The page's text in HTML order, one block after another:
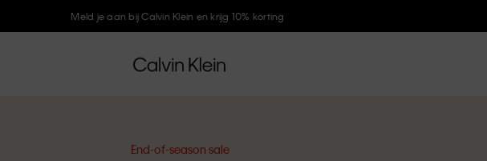
Meld je aan bij Calvin Klein en krijg 10% korting
End-of-season sale